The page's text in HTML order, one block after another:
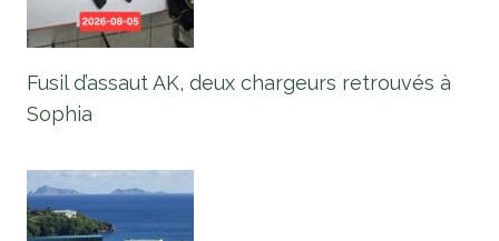
Fusil d’assaut AK, deux chargeurs retrouvés à
Sophia